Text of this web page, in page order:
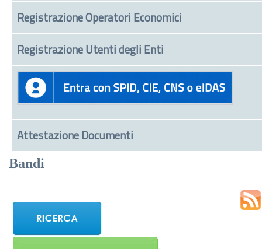
Registrazione Operatori Economici
Registrazione Utenti degli Enti
Attestazione Documenti
Bandi